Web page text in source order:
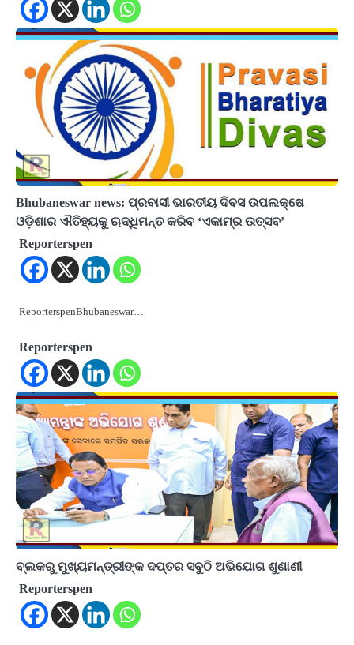
Bhubaneswar news: ପ୍ରବାସୀ ଭାରତୀୟ ଦିବସ ଉପଲକ୍ଷେ
ଓଡ଼ିଶାର ଐତିହ୍ୟକୁ ଋଦ୍ଧିମନ୍ତ କରିବ ‘ଏକାମ୍ର ଉତ୍ସବ’
Reporterspen
ReporterspenBhubaneswar…
Reporterspen
ବ୍ଲକରୁ ମୁଖ୍ୟମନ୍ତ୍ରୀଙ୍କ ଦପ୍ତର ସବୁଠି ଅଭିଯୋଗ ଶୁଣାଣୀ
Reporterspen